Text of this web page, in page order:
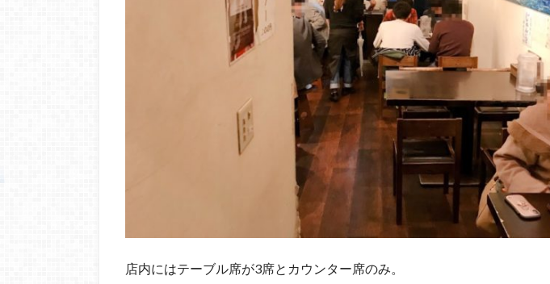
店内にはテーブル席が3席とカウンター席のみ。